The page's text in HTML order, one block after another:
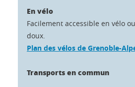
En vélo
Facilement accessible en vélo
doux.
Plan des vélos de Grenoble-
Transports en commun